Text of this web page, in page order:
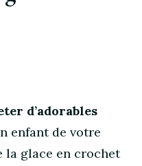
d’adorables
enfant de votre
la glace en crochet